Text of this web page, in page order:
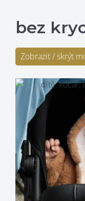
bez
Zobrazit / skrýt